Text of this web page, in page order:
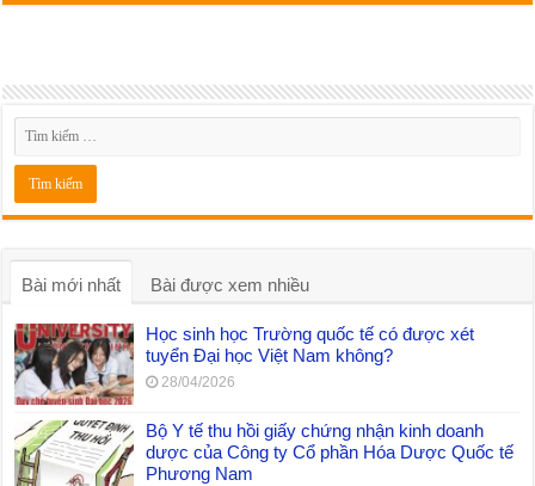
Bài mới nhất Bài được xem nhiều
Học sinh học Trường quốc tế có được xét
tuyển Đại học Việt Nam không?
28/04/2026
Bộ Y tế thu hồi giấy chứng nhận kinh doanh
dược của Công ty Cổ phần Hóa Dược Quốc tế
Phương Nam